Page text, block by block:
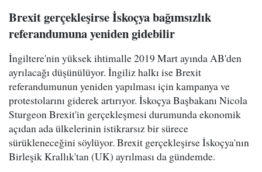
Brexit gerçekleşirse İskoçya bağımsızlık
referandumuna yeniden gidebilir
İngiltere'nin yüksek ihtimalle 2019 Mart ayında AB'den
ayrılacağı düşünülüyor. İngiliz halkı ise Brexit
referandumunun yeniden yapılması için kampanya ve
protestolarını giderek artırıyor. İskoçya Başbakanı Nicola
Sturgeon Brexit'in gerçekleşmesi durumunda ekonomik
açıdan ada ülkelerinin istikrarsız bir sürece
sürükleneceğini söylüyor. Brexit gerçekleşirse İskoçya'nın
Birleşik Krallık'tan (UK) ayrılması da gündemde.